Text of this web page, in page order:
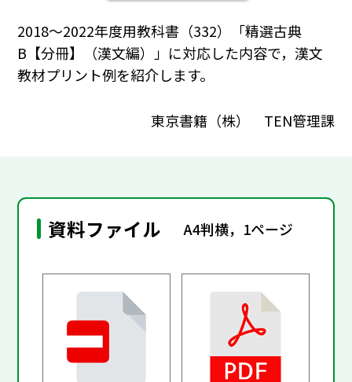
2018～2022年度用教科書（332）「精選古典
B【分冊】（漢文編）」に対応した内容で，漢文
教材プリント例を紹介します。
東京書籍（株） TEN管理課
資料ファイル A4判横，1ページ